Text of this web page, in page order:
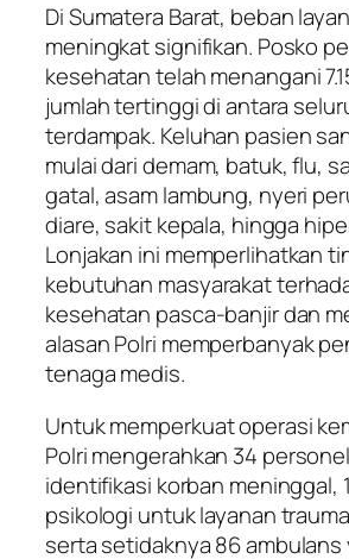
Di Sumatera Barat, beban
meningkat signifikan. Posko
kesehatan telah menangani
jumlah tertinggi di antara
terdampak. Keluhan pasien
mulai dari demam, batuk, flu,
gatal, asam lambung, nyeri
diare, sakit kepala, hingga
Lonjakan ini memperlihatkan
kebutuhan masyarakat
kesehatan pasca-banjir dan
alasan Polri memperbanyak
tenaga medis.
Untuk memperkuat operasi
Polri mengerahkan 34
identifikasi korban meninggal,
psikologi untuk layanan
serta setidaknya 86 ambulans